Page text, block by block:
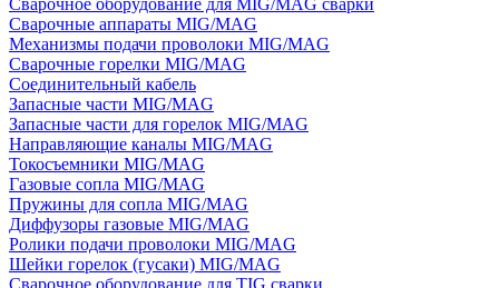
Сварочное оборудование для MIG/MAG сварки
Сварочные аппараты MIG/MAG
Механизмы подачи проволоки MIG/MAG
Сварочные горелки MIG/MAG
Соединительный кабель
Запасные части MIG/MAG
Запасные части для горелок MIG/MAG
Направляющие каналы MIG/MAG
Токосъемники MIG/MAG
Газовые сопла MIG/MAG
Пружины для сопла MIG/MAG
Диффузоры газовые MIG/MAG
Ролики подачи проволоки MIG/MAG
Шейки горелок (гусаки) MIG/MAG
Сварочное оборудование для TIG сварки